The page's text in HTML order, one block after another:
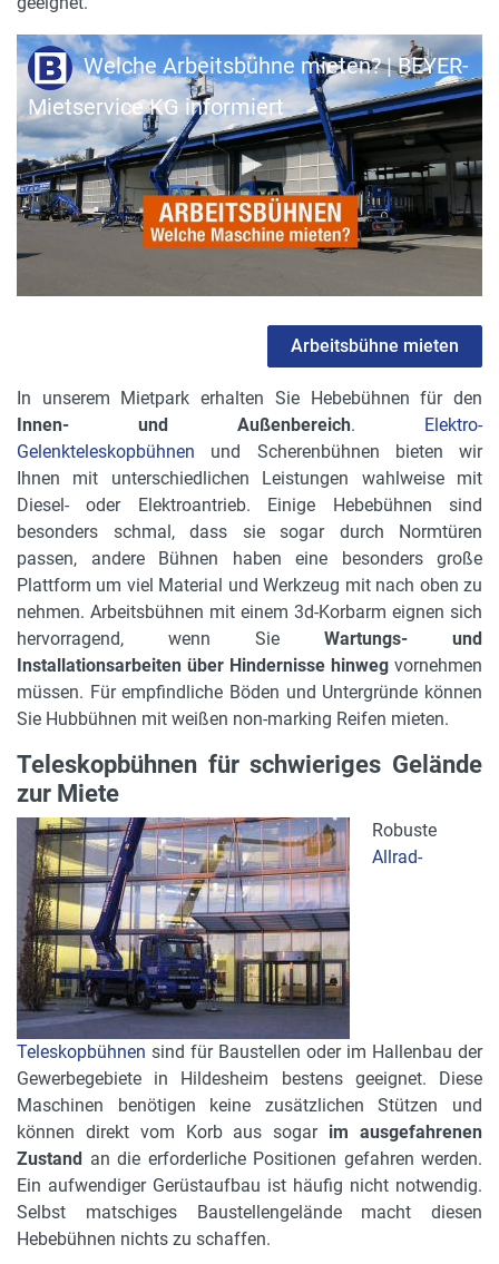
Welche Arbeitsbühne mieten? | BEYER-
Mietservice KG informiert
Arbeitsbühne mieten
In unserem Mietpark erhalten Sie Hebebühnen für den
Innen- und Außenbereich. Elektro-
Gelenkteleskopbühnen und Scherenbühnen bieten wir
Ihnen mit unterschiedlichen Leistungen wahlweise mit
Diesel- oder Elektroantrieb. Einige Hebebühnen sind
besonders schmal, dass sie sogar durch Normtüren
passen, andere Bühnen haben eine besonders große
Plattform um viel Material und Werkzeug mit nach oben zu
nehmen. Arbeitsbühnen mit einem 3d-Korbarm eignen sich
hervorragend, wenn Sie Wartungs- und
Installationsarbeiten über Hindernisse hinweg vornehmen
müssen. Für empfindliche Böden und Untergründe können
Sie Hubbühnen mit weißen non-marking Reifen mieten.
Teleskopbühnen für schwieriges Gelände
zur Miete
Robuste
Allrad-
Teleskopbühnen sind für Baustellen oder im Hallenbau der
Gewerbegebiete in Hildesheim bestens geeignet. Diese
Maschinen benötigen keine zusätzlichen Stützen und
können direkt vom Korb aus sogar im ausgefahrenen
Zustand an die erforderliche Positionen gefahren werden.
Ein aufwendiger Gerüstaufbau ist häufig nicht notwendig.
Selbst matschiges Baustellengelände macht diesen
Hebebühnen nichts zu schaffen.